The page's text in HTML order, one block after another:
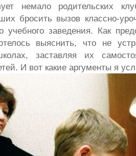
немало родительских
бросить вызов классно-
заведения. Как
выяснить, что не
заставляя их
И вот какие аргументы я